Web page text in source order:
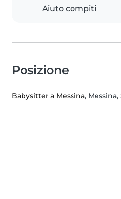
Aiuto compiti
Posizione
Babysitter a Messina, Messina,